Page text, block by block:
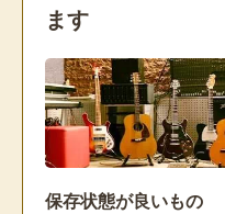
ます
保存状態が良いもの